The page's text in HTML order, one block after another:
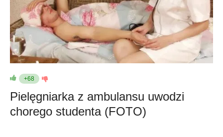
+68
Pielęgniarka z ambulansu uwodzi
chorego studenta (FOTO)